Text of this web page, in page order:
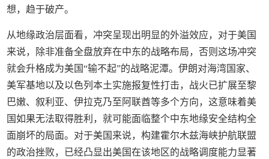
想，趋于破产。
从地缘政治层面看，冲突呈现出明显的外溢效应，对于美国
来说，除非准备全盘放弃在中东的战略布局，否则这场冲突
就会升格成为美国“输不起”的战略泥潭。伊朗对海湾国家、
美军基地以及以色列本土实施报复性打击，战火已扩展至黎
巴嫩、叙利亚、伊拉克乃至阿联酋等多个方向，这意味着美
国如果无法取得胜利，就可能面临整个中东地缘安全结构全
面崩坏的局面。对于美国来说，构建霍尔木兹海峡护航联盟
的政治挫败，已经凸显出美国在该地区的战略调度能力显著